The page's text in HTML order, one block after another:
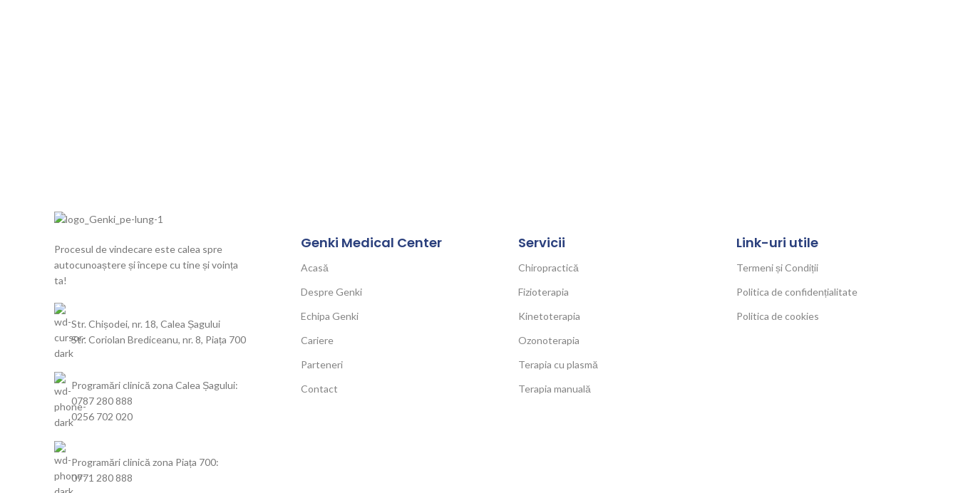
Procesul de vindecare este calea spre
autocunoaștere și începe cu tine și voința
ta!
Str. Chișodei, nr. 18, Calea Șagului
Str. Coriolan Brediceanu, nr. 8, Piața 700
Programări clinică zona Calea Șagului:
0787 280 888
0256 702 020
Programări clinică zona Piața 700:
0771 280 888
Genki Medical Center
Acasă
Despre Genki
Echipa Genki
Cariere
Parteneri
Contact
Servicii
Chiropractică
Fizioterapia
Kinetoterapia
Ozonoterapia
Terapia cu plasmă
Terapia manuală
Link-uri utile
Termeni și Condiții
Politica de confidențialitate
Politica de cookies